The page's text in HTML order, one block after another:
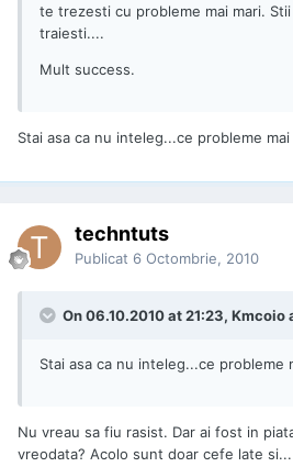
te trezesti cu probleme mai mari.
traiesti....
Mult success.
Stai asa ca nu inteleg...ce probleme mai
techntuts
Publicat 6 Octombrie, 2010
On 06.10.2010 at 21:23, Kmcoio
Stai asa ca nu inteleg...ce probleme
Nu vreau sa fiu rasist. Dar ai fost in
vreodata? Acolo sunt doar cefe late